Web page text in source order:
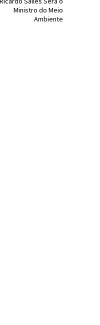
Ministro do Meio
Ambiente